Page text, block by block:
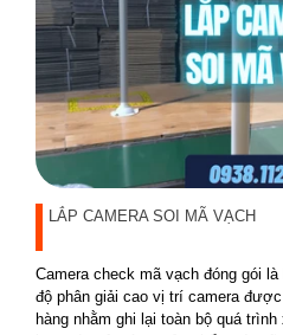
LẮP CAMERA SOI MÃ VẠCH
Camera check mã vạch đóng gói
độ phân giải cao vị trí camera
hàng nhằm ghi lại toàn bộ quá